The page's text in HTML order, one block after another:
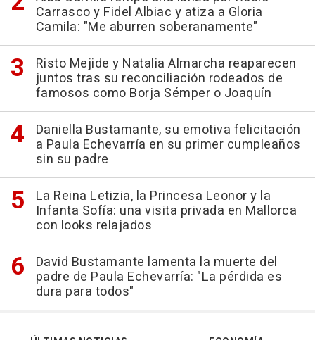
Carrasco y Fidel Albiac y atiza a Gloria
Camila: "Me aburren soberanamente"
Risto Mejide y Natalia Almarcha reaparecen
juntos tras su reconciliación rodeados de
famosos como Borja Sémper o Joaquín
Daniella Bustamante, su emotiva felicitación
a Paula Echevarría en su primer cumpleaños
sin su padre
La Reina Letizia, la Princesa Leonor y la
Infanta Sofía: una visita privada en Mallorca
con looks relajados
David Bustamante lamenta la muerte del
padre de Paula Echevarría: "La pérdida es
dura para todos"